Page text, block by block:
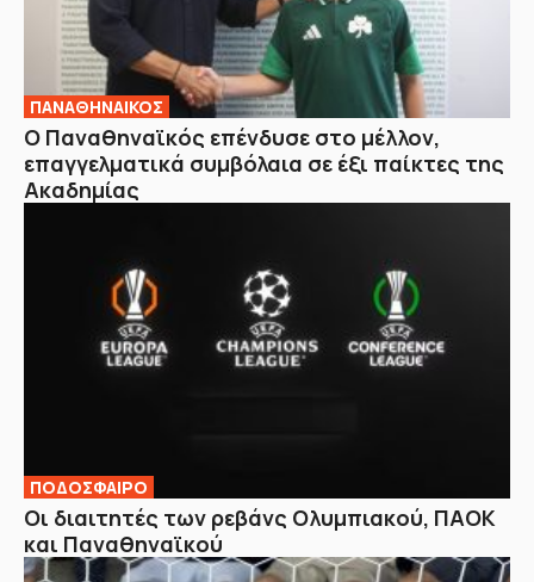
ΠΑΝΑΘΗΝΑΙΚΟΣ
Ο Παναθηναϊκός επένδυσε στο μέλλον,
επαγγελματικά συμβόλαια σε έξι παίκτες της
Ακαδημίας
ΠΟΔΟΣΦΑΙΡΟ
Οι διαιτητές των ρεβάνς Ολυμπιακού, ΠΑΟΚ
και Παναθηναϊκού